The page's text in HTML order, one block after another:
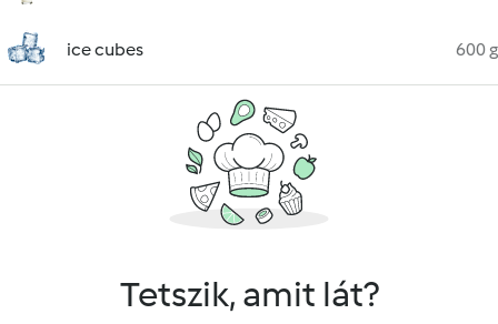
ice cubes 600 g
Tetszik, amit lát?